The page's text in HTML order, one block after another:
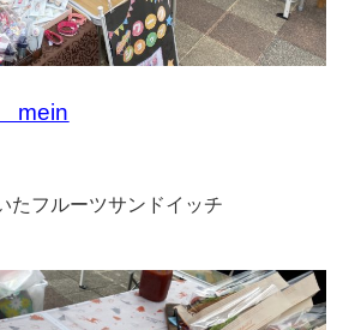
mein
たフルーツサンドイッチ